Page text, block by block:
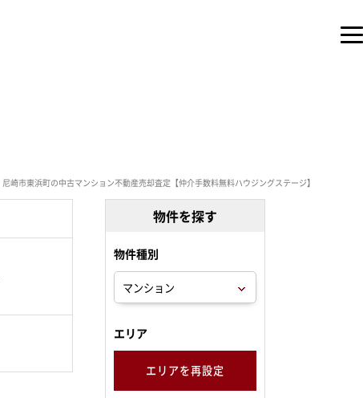
尼崎市東浜町の中古マンション不動産売却査定【仲介手数料無料ハウジングステージ】
物件を探す
物件種別
エリア
エリアを再設定